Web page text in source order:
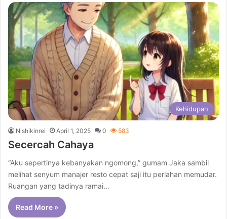
Kehidupan
Nishikinrei April 1, 2025 0 583
Secercah Cahaya
“Aku sepertinya kebanyakan ngomong,” gumam Jaka sambil
melihat senyum manajer resto cepat saji itu perlahan memudar.
Ruangan yang tadinya ramai…
Read More »